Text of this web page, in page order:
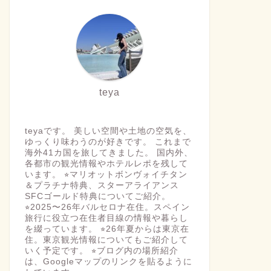
teya
teyaです。 美しい空間や土地の空気を、
ゆっくり味わうのが好きです。 これまで
海外41カ国を旅してきました。 国内外、
各都市の観光情報やホテルレポを残して
います。 ⭐︎マリオットボンヴォイチタン
＆プラチナ特典、スターアライアンス
SFCゴールド特典についてご紹介。
⭐︎2025〜26年バルセロナ在住。スペイン
旅行に役立つ在住者目線の情報や暮らし
を綴っています。 ⭐︎26年夏からは東京在
住。東京観光情報についてもご紹介して
いく予定です。 ⭐︎ブログ内の場所紹介
は、Googleマップのリンクを貼るように